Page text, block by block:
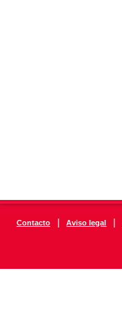
Contacto | Aviso legal |